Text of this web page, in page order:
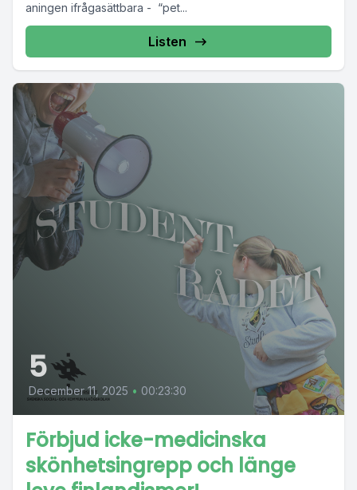
aningen ifrågasättbara - “pet...
Listen
5
December 11, 2025 • 00:23:30
Förbjud icke-medicinska
skönhetsingrepp och länge